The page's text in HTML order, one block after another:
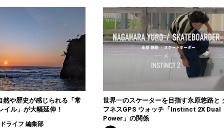
然や歴史が感じられる「常
イル」が大幅延伸！
ライフ 編集部
世界一のスケーターを目指す永原悠路と
フネスGPS ウォッチ「Instinct 2X Dual
Power」の関係